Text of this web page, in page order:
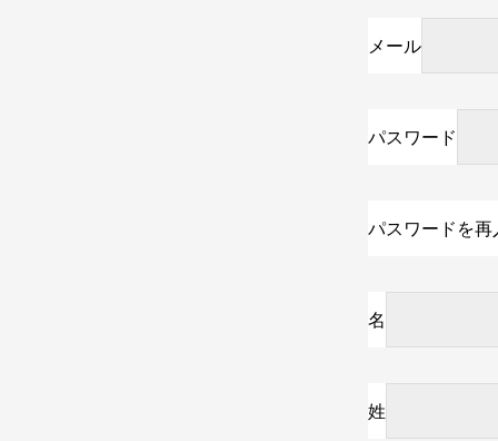
メール
パスワード
パスワードを再
名
姓